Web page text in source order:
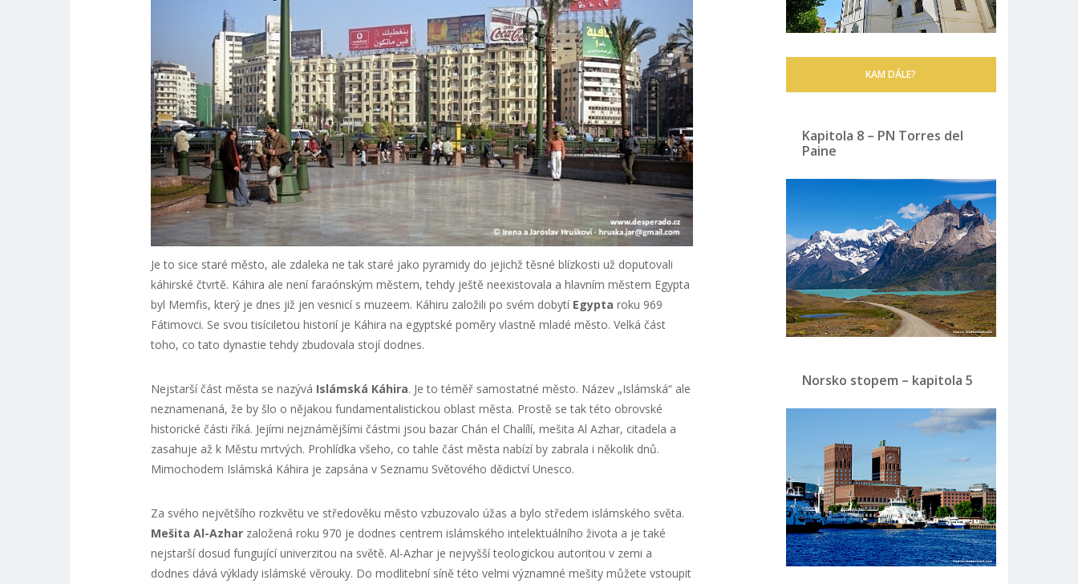
Je to sice staré město, ale zdaleka ne tak staré jako pyramidy do jejichž těsné blízkosti už doputovali
káhirské čtvrtě. Káhira ale není faraónským městem, tehdy ještě neexistovala a hlavním městem Egypta
byl Memfis, který je dnes již jen vesnicí s muzeem. Káhiru založili po svém dobytí Egypta roku 969
Fátimovci. Se svou tisíciletou historií je Káhira na egyptské poměry vlastně mladé město. Velká část
toho, co tato dynastie tehdy zbudovala stojí dodnes.
Nejstarší část města se nazývá Islámská Káhira. Je to téměř samostatné město. Název „Islámská“ ale
neznamenaná, že by šlo o nějakou fundamentalistickou oblast města. Prostě se tak této obrovské
historické části říká. Jejími nejznámějšími částmi jsou bazar Chán el Chalílí, mešita Al Azhar, citadela a
zasahuje až k Městu mrtvých. Prohlídka všeho, co tahle část města nabízí by zabrala i několik dnů.
Mimochodem Islámská Káhira je zapsána v Seznamu Světového dědictví Unesco.
Za svého největšího rozkvětu ve středověku město vzbuzovalo úžas a bylo středem islámského světa.
Mešita Al-Azharzaložená roku 970 je dodnes centrem islámského intelektuálního života a je také
nejstarší dosud fungující univerzitou na světě. Al-Azhar je nejvyšší teologickou autoritou v zemi a
dodnes dává výklady islámské věrouky. Do modlitební síně této velmi významné mešity můžete vstoupit
KAM DÁLE?
Kapitola 8 – PN Torres del
Paine
Norsko stopem – kapitola 5